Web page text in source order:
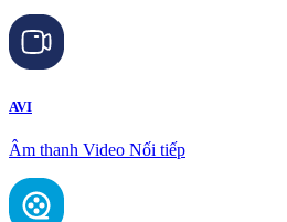
AVI
Âm thanh Video Nối tiếp